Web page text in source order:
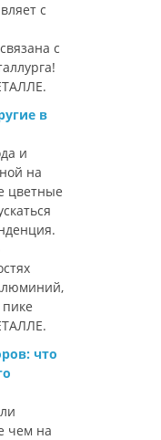
с
с
в
и
на
цветные
что
чем на